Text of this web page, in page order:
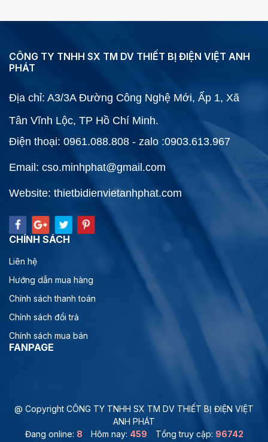
CÔNG TY TNHH SX TM DV THIẾT BỊ ĐIỆN VIỆT ANH
PHÁT
Địa chỉ: A3/3A Đường Công Nghệ Mới, Ấp 1, Xã
Tân Vĩnh Lộc, TP Hồ Chí Minh.
Điện thoại: 0961.088.808 - zalo :0903.613.967
Email: cso.minhphat@gmail.com
Website: thietbidienvietanhphat.com
CHÍNH SÁCH
Liên hệ
Hướng dẫn mua hàng
Chính sách thanh toán
Chính sách đổi trả
Chính sách mua bán
FANPAGE
@ Copyright CÔNG TY TNHH SX TM DV THIẾT BỊ ĐIỆN VIỆT
ANH PHÁT
Đang online: 8 Hôm nay: 459 Tổng truy cập: 96742